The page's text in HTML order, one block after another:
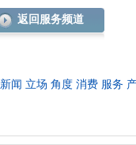
返回服务频道
新闻 立场 角度 消费 服务